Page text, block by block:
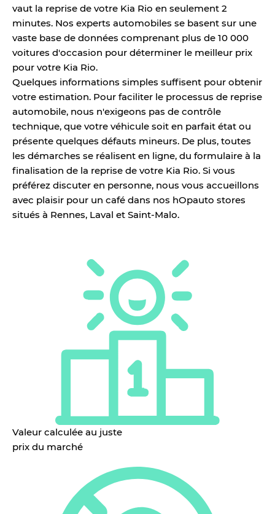
vaut la reprise de votre Kia Rio en seulement 2
minutes. Nos experts automobiles se basent sur une
vaste base de données comprenant plus de 10 000
voitures d'occasion pour déterminer le meilleur prix
pour votre Kia Rio.
Quelques informations simples suffisent pour obtenir
votre estimation. Pour faciliter le processus de reprise
automobile, nous n'exigeons pas de contrôle
technique, que votre véhicule soit en parfait état ou
présente quelques défauts mineurs. De plus, toutes
les démarches se réalisent en ligne, du formulaire à la
finalisation de la reprise de votre Kia Rio. Si vous
préférez discuter en personne, nous vous accueillons
avec plaisir pour un café dans nos hOpauto stores
situés à Rennes, Laval et Saint-Malo.
Valeur calculée au juste
prix du marché